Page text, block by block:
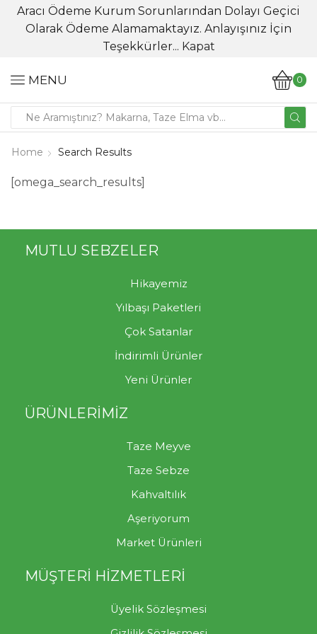
Aracı Ödeme Kurum Sorunlarından Dolayı Geçici
Olarak Ödeme Alamamaktayız. Anlayışınız İçin
Teşekkürler... Kapat
MENU 0
Home Search Results
[omega_search_results]
MUTLU SEBZELER
Hikayemiz
Yılbaşı Paketleri
Çok Satanlar
İndirimli Ürünler
Yeni Ürünler
ÜRÜNLERİMİZ
Taze Meyve
Taze Sebze
Kahvaltılık
Aşeriyorum
Market Ürünleri
MÜŞTERİ HİZMETLERİ
Üyelik Sözleşmesi